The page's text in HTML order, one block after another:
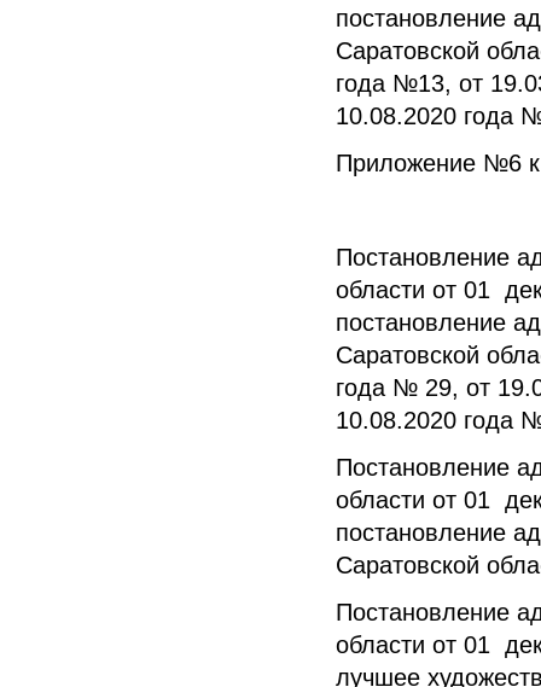
постановление
Саратовской
года №13, от
10.08.2020 года
Приложение №6
Постановление
области от 01
постановление
Саратовской
года № 29, от
10.08.2020 года
Постановление
области от 01
постановление
Саратовской
Постановление
области от 01
лучшее